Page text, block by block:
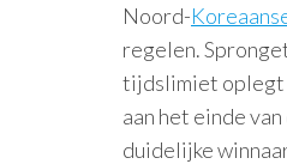
Noord-
regelen.
tijdslimiet oplegt
aan het einde
duidelijke